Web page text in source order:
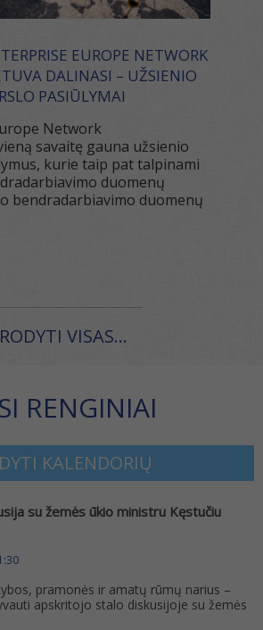
EUROPE NETWORK
DALINASI – UŽSIENIO
PASIŪLYMAI
Network
savaitę gauna užsienio
kurie taip pat talpinami
duomenų
bendradarbiavimo duomenų
RODYTI VISAS...
RENGINIAI
KALENDORIŲ
su žemės ūkio ministru Kęstučiu
pramonės ir amatų rūmų narius –
apskritojo stalo diskusijoje su žemės